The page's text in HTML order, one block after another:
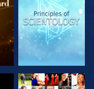
SERIE